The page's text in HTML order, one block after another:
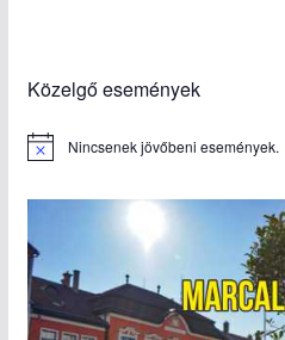
Közelgő események
N
e
Nincsenek jövőbeni események.